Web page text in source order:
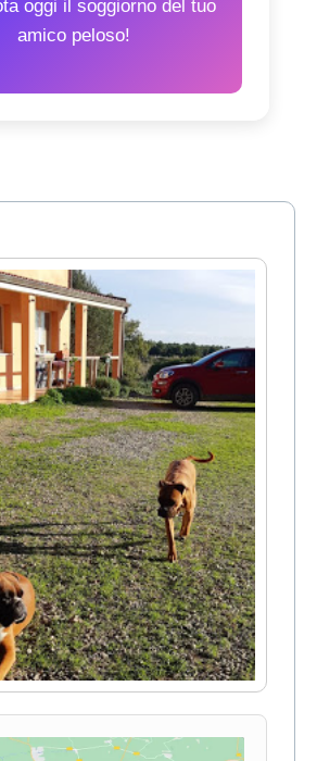
oggi il soggiorno del tuo
amico peloso!